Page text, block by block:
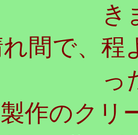
き
間で、程
っ
作のクリ